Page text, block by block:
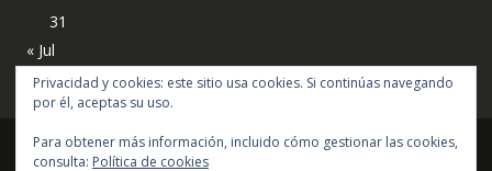
31
« Jul
Privacidad y cookies: este sitio usa cookies. Si continúas navegando
por él, aceptas su uso.
Para obtener más información, incluido cómo gestionar las cookies,
consulta: Política de cookies